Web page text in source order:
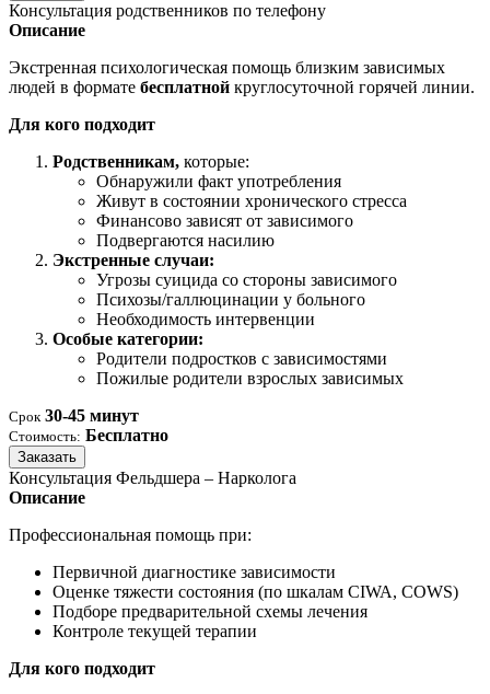
Консультация родственников по телефону
Описание
Экстренная психологическая помощь близким зависимых
людей в формате бесплатной круглосуточной горячей линии.
Для кого подходит
Родственникам, которые:
Обнаружили факт употребления
Живут в состоянии хронического стресса
Финансово зависят от зависимого
Подвергаются насилию
Экстренные случаи:
Угрозы суицида со стороны зависимого
Психозы/галлюцинации у больного
Необходимость интервенции
Особые категории:
Родители подростков с зависимостями
Пожилые родители взрослых зависимых
Срок 30-45 минут
Стоимость: Бесплатно
Заказать
Консультация Фельдшера – Нарколога
Описание
Профессиональная помощь при:
Первичной диагностике зависимости
Оценке тяжести состояния (по шкалам CIWA, COWS)
Подборе предварительной схемы лечения
Контроле текущей терапии
Для кого подходит